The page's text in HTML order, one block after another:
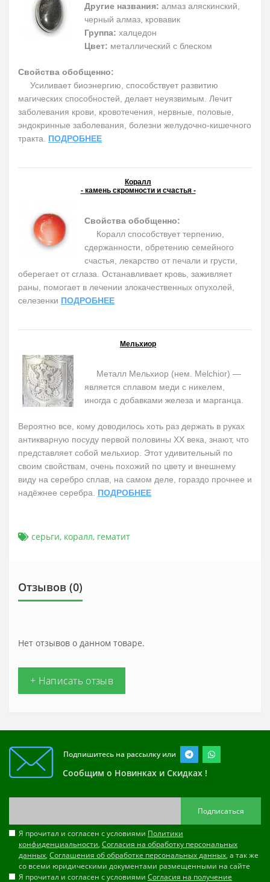
Другие названия: алмаз аляскинский,
черный алмаз, кровавик
Группа: халцедон
Цвет: металлический с блеском
Свойства обобщенно:
Усиливает биоэнергию, способствует развитию
магических способностей, делает неуязвимым. Лечит
заболевания крови, кровотечения, нервные, половые,
эндокринные заболевания, болезни желудочно-кишечного
тракта. ПОДРОБНЕЕ
Коралл
- камень скромности и счастья -
Свойства обобщенно:
Коралл способствует терпению,
сдержанности, обретению семейного
счастья, лекарство от печали и грусти,
оберегает от сглаза. Останавливает кровь, заживляет
раны, помогает в лечении злокачественных опухолей,
селезенки ПОДРОБНЕЕ
Мельхиор
Металл Мельхиор (нем. Melchior) —
является сплавом меди с никелем,
иногда с добавками железа и марганца.
Вероятно все, кому доводилось хоть раз держать в руках
антикварную посуду первой половины ХХ века, знают, что
представляет собой мельхиор. Этот удивительный по
своим свойствам, очень похожий по цвету и внешнему
виду на серебро сплав, на самом деле, гораздо прочнее и
надёжнее серебра. ПОДРОБНЕЕ
серьги, коралл, гематит
Отзывов (0)
Нет отзывов о данном товаре.
+ Написать отзыв
Подпишитесь на рассылку или
Сообщим о Новинках и Скидках !
Подписаться
Я прочитал и согласен с условиями Политики
конфиденциальности, Согласия на обработку персональных
данных, Соглашения об обработке персональных данных, а так же
со всеми юридическими документами размещенными на сайте
Я прочитал и согласен с условиями Согласия на получение